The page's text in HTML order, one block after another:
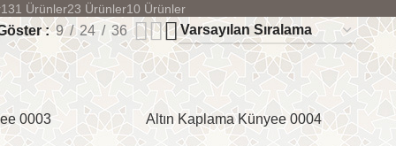
131 Ürünler23 Ürünler10 Ürünler
9 24 36
0003 Altın Kaplama Künyee 0004